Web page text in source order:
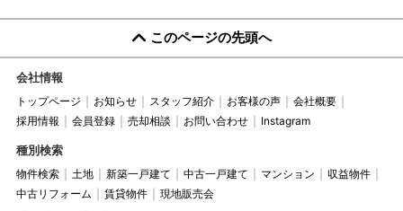
このページの先頭へ
会社情報
トップページ お知らせ スタッフ紹介 お客様の声
会社概要
採用情報
会員登録 売却相談 お問い合わせ Instagram
種別検索
物件検索 土地 新築一戸建て 中古一戸建て マンション
収益物件
中古リフォーム
賃貸物件 現地販売会